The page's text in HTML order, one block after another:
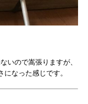
いので嵩張りますが、
なった感じです。